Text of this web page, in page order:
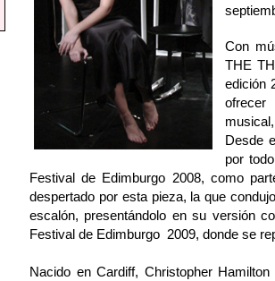
Con
THE
edición
ofrecer
Desde
por
Festival de Edimburgo 2008, como
despertado por esta pieza, la que
escalón, presentándolo en su versión
Festival de Edimburgo 2009, donde se
Nacido en Cardiff, Christopher